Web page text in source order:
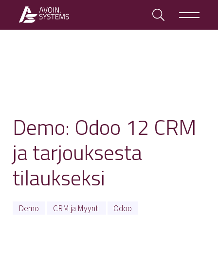
Demo: Odoo 12 CRM
ja tarjouksesta
tilaukseksi
Demo CRM ja Myynti Odoo